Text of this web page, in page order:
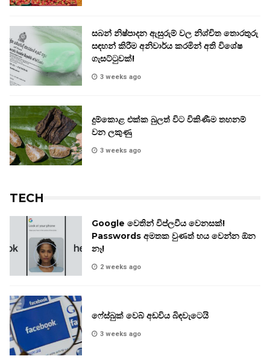
සබන් නිෂ්පාදන ඇසුරුම් වල නිශ්චිත තොරතුරු
සඳහන් කිරීම අනිවාර්ය කරමින් අති විශේෂ
ගැසට්ටුවක්!
3 weeks ago
දුම්කොළ එක්ක බුලත් විට විකිණීම තහනම්
වන ලකුණු
3 weeks ago
TECH
Google වෙතින් විප්ලවීය වෙනසක්!
Passwords අමතක වුණත් භය වෙන්න ඕන
නෑ!
2 weeks ago
ෆේස්බුක් වෙබ් අඩවිය බිඳවැටෙයි
3 weeks ago